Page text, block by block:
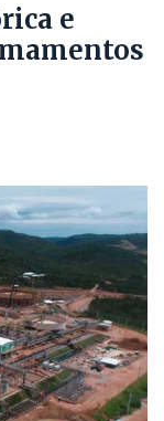
e